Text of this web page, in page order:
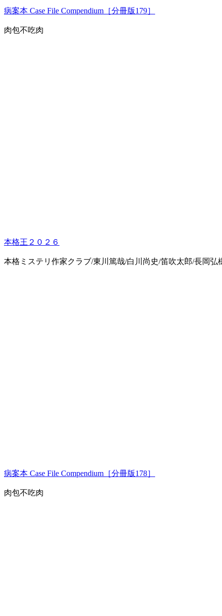
病案本 Case File Compendium［分冊版179］
肉包不吃肉
本格王２０２６
本格ミステリ作家クラブ/東川篤哉/白川尚史/笛吹太郎/長岡弘
病案本 Case File Compendium［分冊版178］
肉包不吃肉